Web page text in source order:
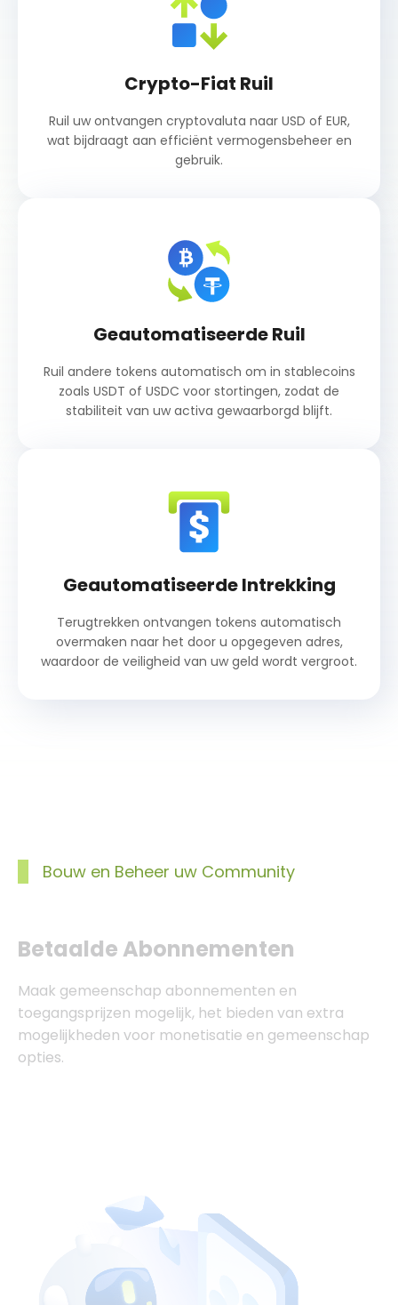
Crypto-Fiat Ruil
Ruil uw ontvangen cryptovaluta naar USD of EUR,
wat bijdraagt ​​aan efficiënt vermogensbeheer en
gebruik.
Geautomatiseerde Ruil
Ruil andere tokens automatisch om in stablecoins
zoals USDT of USDC voor stortingen, zodat de
stabiliteit van uw activa gewaarborgd blijft.
Geautomatiseerde Intrekking
Terugtrekken ontvangen tokens automatisch
overmaken naar het door u opgegeven adres,
waardoor de veiligheid van uw geld wordt vergroot.
Bouw en Beheer uw Community
Betaalde Abonnementen
Maak gemeenschap abonnementen en
toegangsprijzen mogelijk, het bieden van extra
mogelijkheden voor monetisatie en gemeenschap
opties.